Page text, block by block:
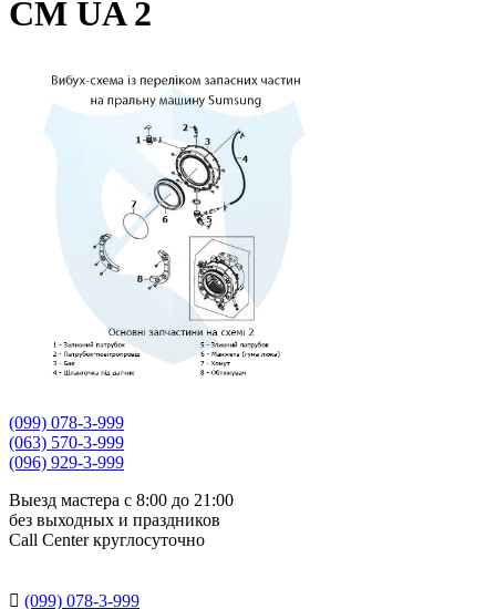
СМ UA 2
(099) 078-3-999
(063) 570-3-999
(096) 929-3-999
Выезд мастера с 8:00 до 21:00
без выходных и праздников
Сall Сenter круглосуточно
 (099) 078-3-999